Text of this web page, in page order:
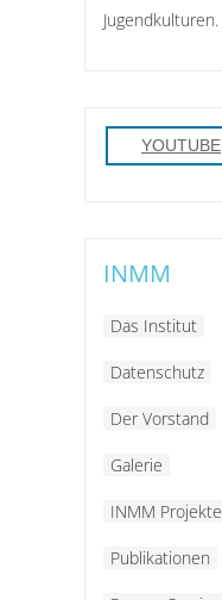
Jugendkulturen.
YOUTUBE
INMM
Das Institut
Datenschutz
Der Vorstand
Galerie
INMM Projekte
Publikationen